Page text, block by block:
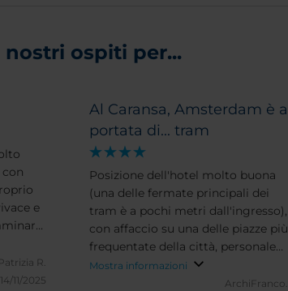
ospiti per...
e
di
Patrizia R.
14/11/2025
Al Caransa, Amsterdam è a
portata di... tram
Posizione dell'hotel molto buona
(una delle fermate principali dei
tram è a pochi metri dall'ingresso),
con affaccio su una delle piazze più
frequentate della città, personale
cordiale e sempre disponibile,
camere spaziose e ben attrezzate
Mostra informazioni
ArchiFranco.